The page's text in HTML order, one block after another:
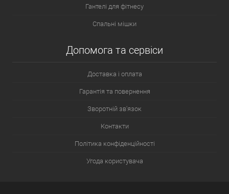
Гантелі для фітнесу
Спальні мішки
Допомога та сервіси
Доставка і оплата
Гарантія та повернення
Зворотній зв'язок
Контакти
Політика конфіденційності
Угода користувача